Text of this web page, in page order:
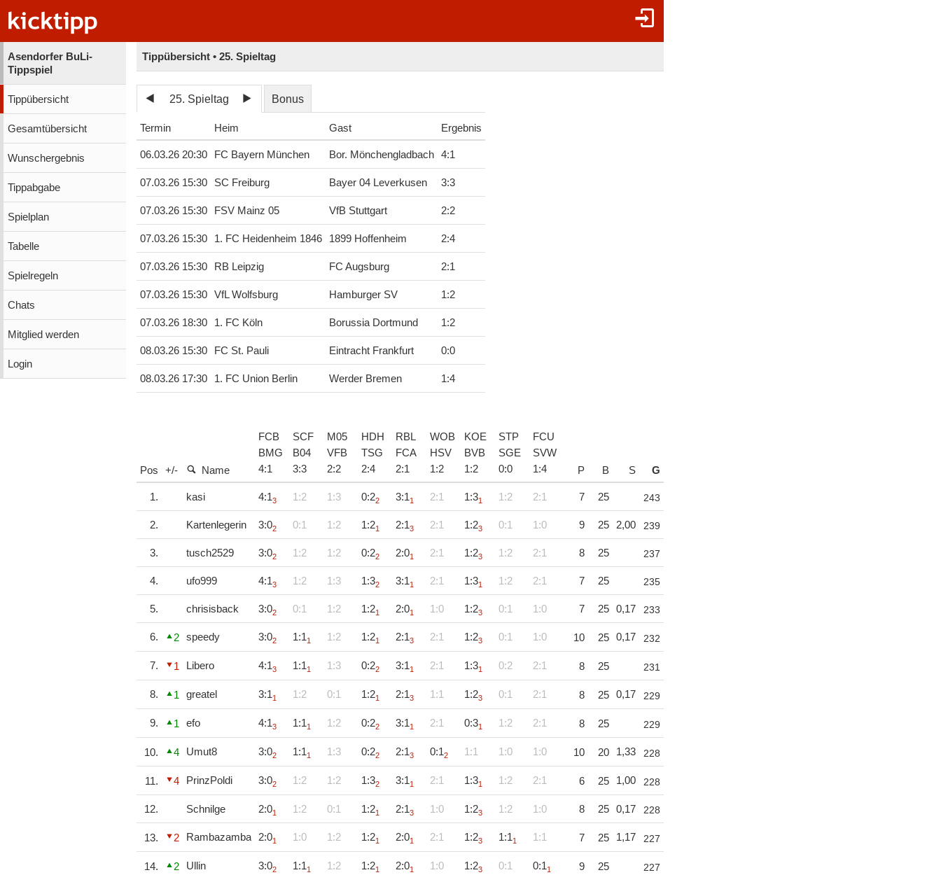
Asendorfer BuLi-
Tippspiel
Tippübersicht
Gesamtübersicht
Wunschergebnis
Tippabgabe
Spielplan
Tabelle
Spielregeln
Chats
Mitglied werden
Login
Tippübersicht • 25. Spieltag
25. Spieltag Bonus
Termin Heim Gast Ergebnis
06.03.26 20:30 FC Bayern München Bor. Mönchengladbach 4:1
07.03.26 15:30 SC Freiburg Bayer 04 Leverkusen 3:3
07.03.26 15:30 FSV Mainz 05 VfB Stuttgart 2:2
07.03.26 15:30 1. FC Heidenheim 1846 1899 Hoffenheim 2:4
07.03.26 15:30 RB Leipzig FC Augsburg 2:1
07.03.26 15:30 VfL Wolfsburg Hamburger SV 1:2
07.03.26 18:30 1. FC Köln Borussia Dortmund 1:2
08.03.26 15:30 FC St. Pauli Eintracht Frankfurt 0:0
08.03.26 17:30 1. FC Union Berlin Werder Bremen 1:4
Pos +/- Name
FCB
BMG
4:1
SCF
B04
3:3
M05
VFB
2:2
HDH
TSG
2:4
RBL
FCA
2:1
WOB
HSV
1:2
KOE
BVB
1:2
STP
SGE
0:0
FCU
SVW
1:4 P B S G
1. kasi 4:13 1:2 1:3 0:22 3:11 2:1 1:31 1:2 2:1 7 25 243
2. Kartenlegerin 3:02 0:1 1:2 1:21 2:13 2:1 1:23 0:1 1:0 9 25 2,00 239
3. tusch2529 3:02 1:2 1:2 0:22 2:01 2:1 1:23 1:2 2:1 8 25 237
4. ufo999 4:13 1:2 1:3 1:32 3:11 2:1 1:31 1:2 2:1 7 25 235
5. chrisisback 3:02 0:1 1:2 1:21 2:01 1:0 1:23 0:1 1:0 7 25 0,17 233
6. 2 speedy 3:02 1:11 1:2 1:21 2:13 2:1 1:23 0:1 1:0 10 25 0,17 232
7. 1 Libero 4:13 1:11 1:3 0:22 3:11 2:1 1:31 0:2 2:1 8 25 231
8. 1 greatel 3:11 1:2 0:1 1:21 2:13 1:1 1:23 0:1 2:1 8 25 0,17 229
9. 1 efo 4:13 1:11 1:2 0:22 3:11 2:1 0:31 1:2 2:1 8 25 229
10. 4 Umut8 3:02 1:11 1:3 0:22 2:13 0:12 1:1 1:0 1:0 10 20 1,33 228
11. 4 PrinzPoldi 3:02 1:2 1:2 1:32 3:11 2:1 1:31 1:2 2:1 6 25 1,00 228
12. Schnilge 2:01 1:2 0:1 1:21 2:13 1:0 1:23 1:2 1:0 8 25 0,17 228
13. 2 Rambazamba 2:01 1:0 1:2 1:21 2:01 2:1 1:23 1:11 1:1 7 25 1,17 227
14. 2 Ullin 3:02 1:11 1:2 1:21 2:01 1:0 1:23 0:1 0:11 9 25 227